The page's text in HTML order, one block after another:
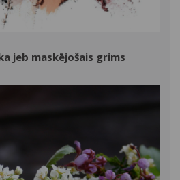
jeb maskējošais grims